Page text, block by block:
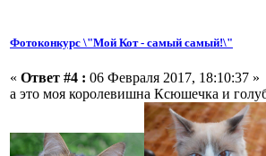
Фотоконкурс \"Мой Кот - самый самый!\"
« Ответ #4 : 06 Февраля 2017, 18:10:37 »
а это моя королевишна Ксюшечка и